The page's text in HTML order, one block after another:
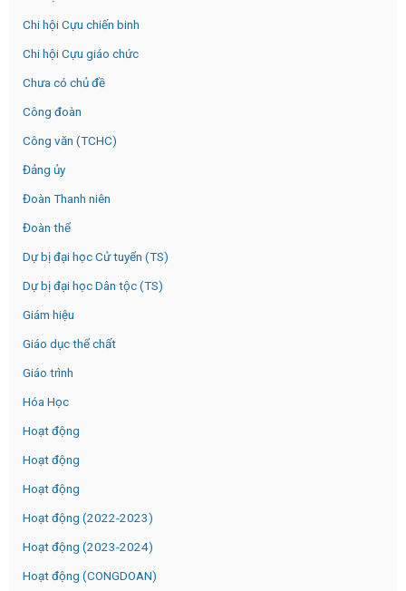
Chi hội Cựu chiến binh
Chi hội Cựu giáo chức
Chưa có chủ đề
Công đoàn
Công văn (TCHC)
Đảng ủy
Đoàn Thanh niên
Đoàn thể
Dự bị đại học Cử tuyển (TS)
Dự bị đại học Dân tộc (TS)
Giám hiệu
Giáo dục thể chất
Giáo trình
Hóa Học
Hoạt động
Hoạt động
Hoạt động
Hoạt động (2022-2023)
Hoạt động (2023-2024)
Hoạt động (CONGDOAN)